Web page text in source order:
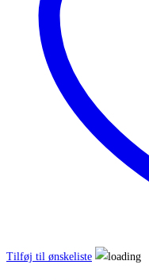
Tilføj til ønskeliste